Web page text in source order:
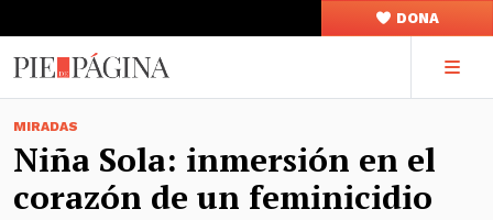
DONA
MIRADAS
Niña Sola: inmersión en el
corazón de un feminicidio